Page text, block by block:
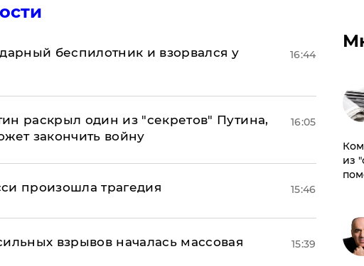
беспилотник и взорвался у
16:44
раскрыл один из "секретов" Путина,
закончить войну
16:05
произошла трагедия 15:46
взрывов началась массовая
15:39
из